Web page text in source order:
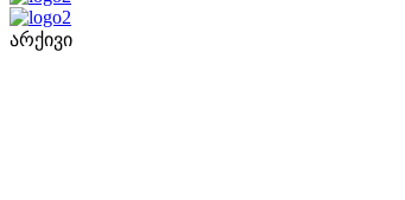
არქივი